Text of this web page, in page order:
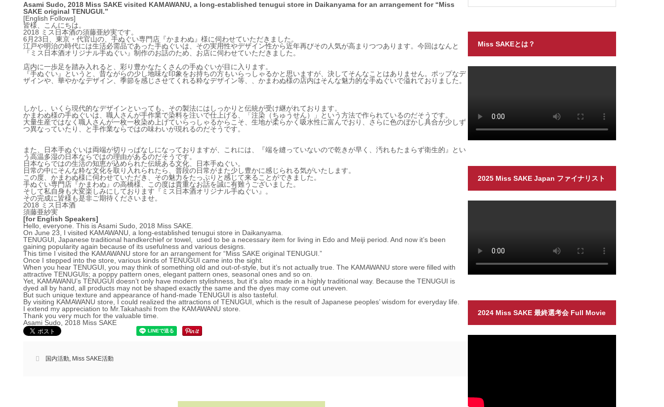
Asami Sudo, 2018 Miss SAKE visited KAMAWANU, a long-established tenugui store in Daikanyama for an arrangement for “Miss
SAKE original TENUGUI.”
[English Follows]
皆様、こんにちは。
2018 ミス日本酒の須藤亜紗実です。
6月23日、東京・代官山の、手ぬぐい専門店『かまわぬ』様に伺わせていただきました。
江戸や明治の時代には生活必需品であった手ぬぐいは、その実用性やデザイン性から近年再びその人気が高まりつつあります。今回はなんと
『ミス日本酒オリジナル手ぬぐい』制作のお話のため、お店に伺わせていただきました。
店内に一歩足を踏み入れると、彩り豊かなたくさんの手ぬぐいが目に入ります。
『手ぬぐい』というと、昔ながらの少し地味な印象をお持ちの方もいらっしゃるかと思いますが、決してそんなことはありません。ポップなデ
ザインや、華やかなデザイン、季節を感じさせてくれる粋なデザイン等、、かまわぬ様の店内はそんな魅力的な手ぬぐいで溢れておりました。
しかし、いくら現代的なデザインといっても、その製法にはしっかりと伝統が受け継がれております。
かまわぬ様の手ぬぐいは、職人さんが手作業で染料を注いで仕上げる、「注染（ちゅうせん）」という方法で作られているのだそうです。
大量生産ではなく職人さんが一枚一枚染め上げていらっしゃるからこそ、生地が柔らかく吸水性に富んでおり、さらに色のぼかし具合が少しず
つ異なっていたり、と手作業ならではの味わいが現れるのだそうです。
また、日本手ぬぐいは両端が切りっぱなしになっておりますが、これには、『端を縫っていないので乾きが早く、汚れもたまらず衛生的』とい
う高温多湿の日本ならではの理由があるのだそうです。
日本ならではの生活の知恵が込められた伝統ある文化、日本手ぬぐい。
日常の中にそんな粋な文化を取り入れられたら、普段の日常がまた少し豊かに感じられる気がいたします。
この度、かまわぬ様に伺わせていただき、その魅力をたっぷりと感じて来ることができました。
手ぬぐい専門店『かまわぬ』の高橋様、この度は貴重なお話を誠に有難うございました。
そして私自身も大変楽しみにしております『ミス日本酒オリジナル手ぬぐい』。
その完成に皆様も是非ご期待くださいませ。
2018 ミス日本酒
須藤亜紗実
[for English Speakers]
Hello, everyone. This is Asami Sudo, 2018 Miss SAKE.
On June 23, I visited KAMAWANU, a long-established tenugui store in Daikanyama.
TENUGUI, Japanese traditional handkerchief or towel,
used to be a necessary item for living in Edo and Meiji period. And now it’s been
gaining popularity again because of its usefulness and various designs.
This time I visited the KAMAWANU store for an arrangement for “Miss SAKE original TENUGUI.”
Once I stepped into the store, various kinds of TENUGUI came into the sight.
When you hear TENUGUI, you may think of something old and out-of-style, but it’s not actually true. The KAMAWANU store were filled with
attractive TENUGUIs; a poppy pattern ones, elegant pattern ones, seasonal ones and so on.
Yet, KAMAWANU’s TENUGUI doesn’t only have modern stylishness, but it’s also made in a highly traditional way. Because the TENUGUI is
dyed all by hand, all products may not be shaped exactly the same and the dyes may come out uneven.
But such unique texture and appearance of hand-made TENUGUI is also tasteful.
By visiting KAMAWANU store, I could realized the attractions of TENUGUI, which is the result of Japanese peoples’ wisdom for everyday life.
I extend my appreciation to Mr.Takahashi from the KAMAWANU store.
Thank you very much for the valuable time.
Asami Sudo, 2018 Miss SAKE
国内活動, Miss SAKE活動
Miss SAKEとは？
2025 Miss SAKE Japan ファイナリスト
2024 Miss SAKE 最終選考会 Full Movie